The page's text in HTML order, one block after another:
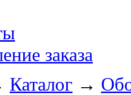
заказа
Каталог →